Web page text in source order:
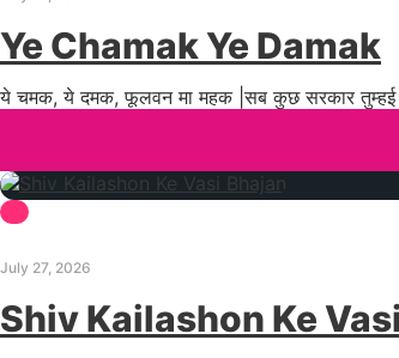
Ye Chamak Ye Damak
ये चमक, ये दमक, फूलवन मा महक |सब कुछ सरकार तुम्हई
July 27, 2026
Shiv Kailashon Ke Vasi